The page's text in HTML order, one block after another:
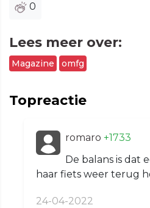
0
Lees meer over:
Magazine omfg
Topreactie
romaro +1733
De balans is dat
haar fiets weer terug
24-04-2022